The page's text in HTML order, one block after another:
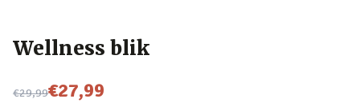
Wellness blik
€29,99
Nu voor€27,99